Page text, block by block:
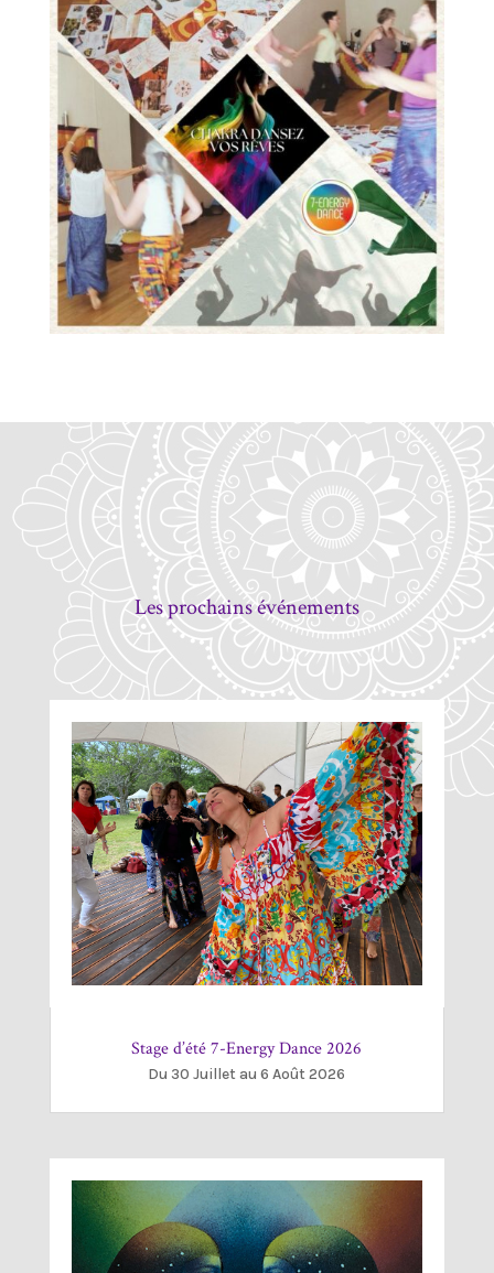
Les prochains événements
Stage d’été 7-Energy Dance 2026
Du 30 Juillet au 6 Août 2026